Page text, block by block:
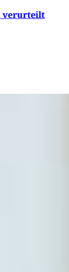
verurteilt